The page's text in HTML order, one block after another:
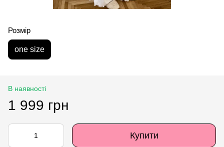
Розмір
one size
В наявності
1 999 грн
Купити